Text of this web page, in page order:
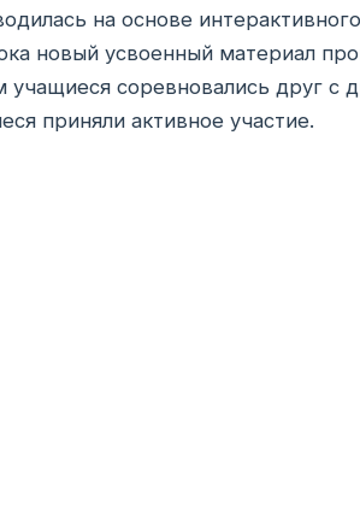
на основе
новый усвоенный материал
учащиеся соревновались друг с
приняли активное участие.